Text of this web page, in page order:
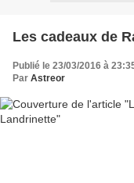
Les cadeaux de
Publié le 23/03/2016 à
Par Astreor